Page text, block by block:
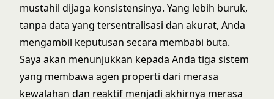
mustahil dijaga konsistensinya. Yang lebih buruk,
tanpa data yang tersentralisasi dan akurat, Anda
mengambil keputusan secara membabi buta.
Saya akan menunjukkan kepada Anda tiga sistem
yang membawa agen properti dari merasa
kewalahan dan reaktif menjadi akhirnya merasa